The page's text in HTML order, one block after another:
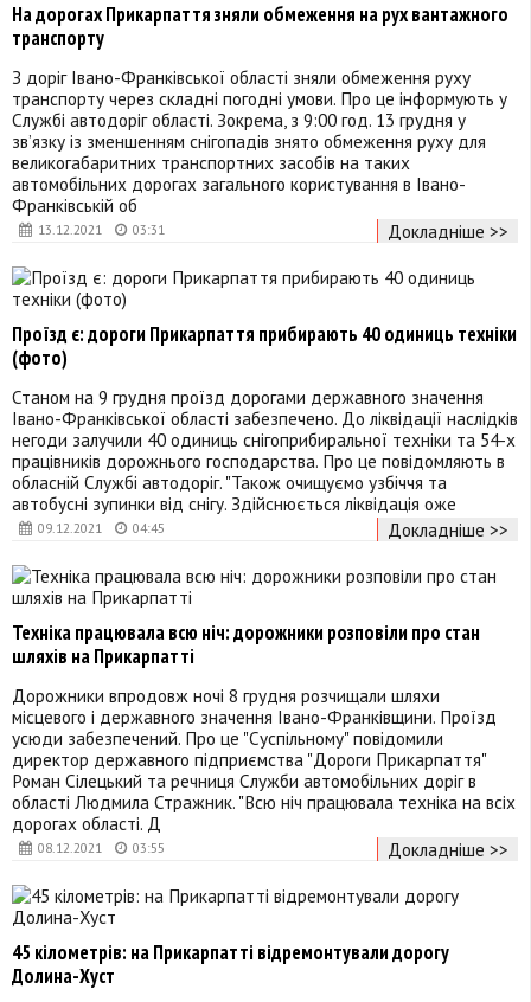
13.12.2021 03:31
На дорогах Прикарпаття зняли обмеження на рух вантажного
транспорту
З доріг Івано-Франківської області зняли обмеження руху
транспорту через складні погодні умови. Про це інформують у
Службі автодоріг області. Зокрема, з 9:00 год. 13 грудня у
зв’язку із зменшенням снігопадів знято обмеження руху для
великогабаритних транспортних засобів на таких
автомобільних дорогах загального користування в Івано-
Франківській об
Докладніше >>
09.12.2021 04:45
Проїзд є: дороги Прикарпаття прибирають 40 одиниць техніки
(фото)
Станом на 9 грудня проїзд дорогами державного значення
Івано-Франківської області забезпечено. До ліквідації наслідків
негоди залучили 40 одиниць снігоприбиральної техніки та 54-х
працівників дорожнього господарства. Про це повідомляють в
обласній Службі автодоріг. "Також очищуємо узбіччя та
автобусні зупинки від снігу. Здійснюється ліквідація оже
Докладніше >>
08.12.2021 03:55
Техніка працювала всю ніч: дорожники розповіли про стан
шляхів на Прикарпатті
Дорожники впродовж ночі 8 грудня розчищали шляхи
місцевого і державного значення Івано-Франківщини. Проїзд
усюди забезпечений. Про це "Суспільному" повідомили
директор державного підприємства "Дороги Прикарпаття"
Роман Сілецький та речниця Служби автомобільних доріг в
області Людмила Стражник. "Всю ніч працювала техніка на всіх
дорогах області. Д
Докладніше >>
45 кілометрів: на Прикарпатті відремонтували дорогу
Долина-Хуст